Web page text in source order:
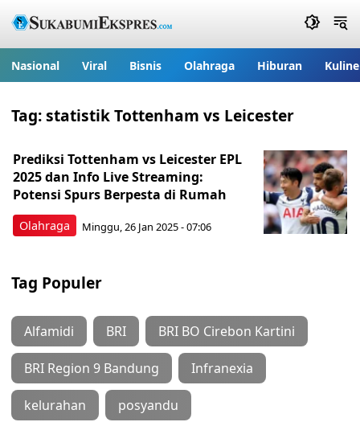
Nasional Viral Bisnis Olahraga Hiburan
Tag:statistik Tottenham vs Leicester
Olahraga
Prediksi Tottenham vs Leicester EPL
2025 dan Info Live Streaming:
Potensi Spurs Berpesta di Rumah
Minggu, 26 Jan 2025 - 07:06
Tag Populer
Alfamidi BRI BRI BO Cirebon Kartini
BRI Region 9 Bandung Infranexia
kelurahan posyandu